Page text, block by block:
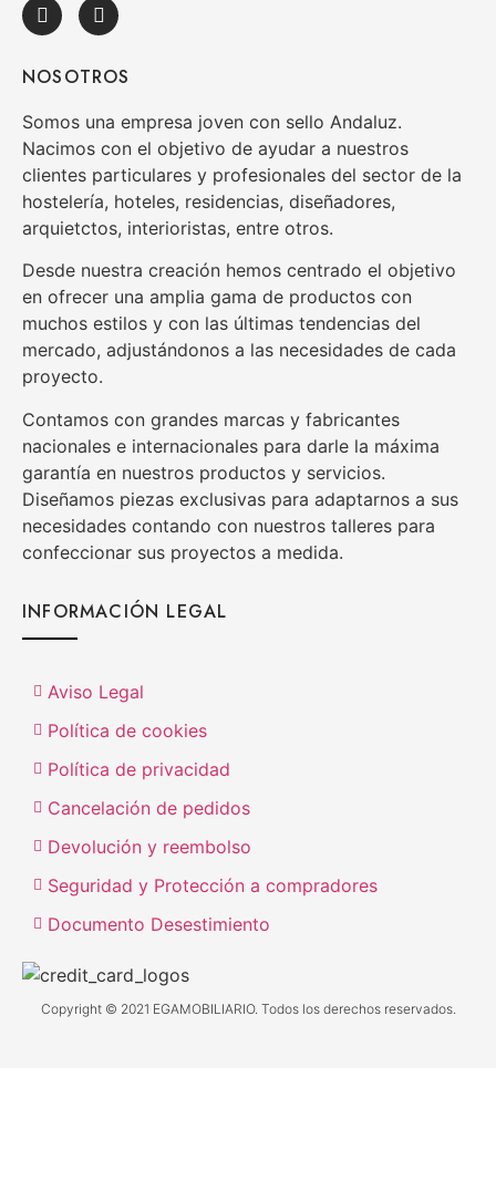
NOSOTROS
Somos una empresa joven con sello Andaluz.
Nacimos con el objetivo de ayudar a nuestros
clientes particulares y profesionales del sector de la
hostelería, hoteles, residencias, diseñadores,
arquietctos, interioristas, entre otros.
Desde nuestra creación hemos centrado el objetivo
en ofrecer una amplia gama de productos con
muchos estilos y con las últimas tendencias del
mercado, adjustándonos a las necesidades de cada
proyecto.
Contamos con grandes marcas y fabricantes
nacionales e internacionales para darle la máxima
garantía en nuestros productos y servicios.
Diseñamos piezas exclusivas para adaptarnos a sus
necesidades contando con nuestros talleres para
confeccionar sus proyectos a medida.
INFORMACIÓN LEGAL
Aviso Legal
Política de cookies
Política de privacidad
Cancelación de pedidos
Devolución y reembolso
Seguridad y Protección a compradores
Documento Desestimiento
Copyright © 2021 EGAMOBILIARIO. Todos los derechos reservados.